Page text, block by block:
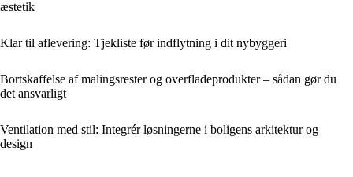
æstetik
Klar til aflevering: Tjekliste før indflytning i dit nybyggeri
Bortskaffelse af malingsrester og overfladeprodukter – sådan gør du
det ansvarligt
Ventilation med stil: Integrér løsningerne i boligens arkitektur og
design